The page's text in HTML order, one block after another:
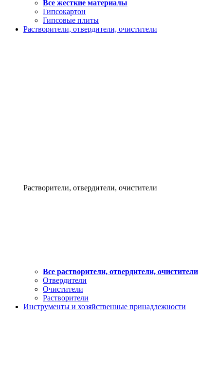
Все жесткие материалы
Гипсокартон
Гипсовые плиты
Растворители, отвердители, очистители
Растворители, отвердители, очистители
Все растворители, отвердители, очистители
Отвердители
Очистители
Растворители
Инструменты и хозяйственные принадлежности